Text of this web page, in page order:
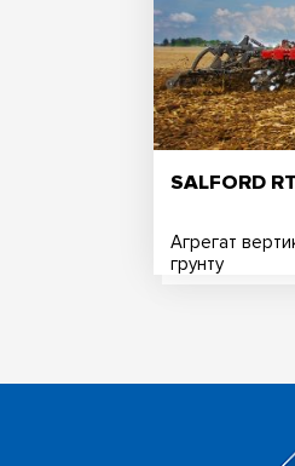
SALFORD
Агрегат
грунту